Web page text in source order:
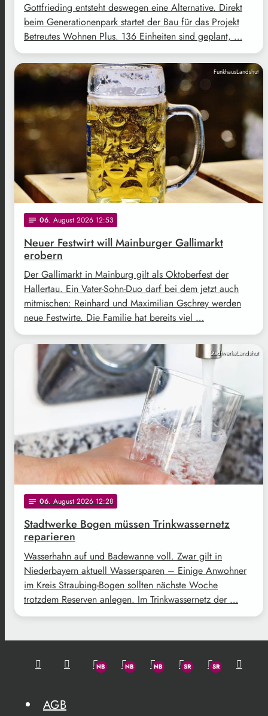
Gottfrieding entsteht deswegen eine Alternative. Direkt
beim Generationenpark startet der Bau für das Projekt
Betreutes Wohnen Plus. 136 Einheiten sind geplant, …
FunkhausLandshut
notes 06. August 2026 12:53
Neuer Festwirt will Mainburger Gallimarkt
erobern
Der Gallimarkt in Mainburg gilt als Oktoberfest der
Hallertau. Ein Vater-Sohn-Duo darf bei dem jetzt auch
mitmischen: Reinhard und Maximilian Gschrey werden
neue Festwirte. Die Familie hat bereits viel …
StadtwerkeLandshut
notes 06. August 2026 12:28
Stadtwerke Bogen müssen Trinkwassernetz
reparieren
Wasserhahn auf und Badewanne voll. Zwar gilt in
Niederbayern aktuell Wassersparen – Einige Anwohner
im Kreis Straubing-Bogen sollten nächste Woche
trotzdem Reserven anlegen. Im Trinkwassernetz der …
AGB